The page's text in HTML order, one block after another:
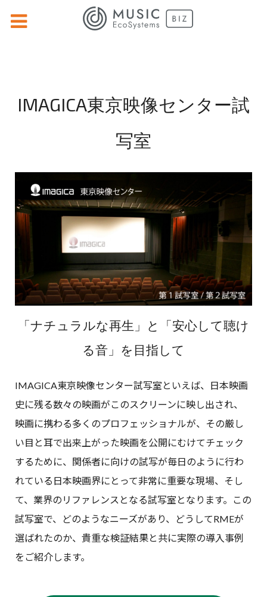
IMAGICA東京映像センター試
写室
「ナチュラルな再生」と「安心して聴け
る音」を目指して
IMAGICA東京映像センター試写室といえば、日本映画
史に残る数々の映画がこのスクリーンに映し出され、
映画に携わる多くのプロフェッショナルが、その厳し
い目と耳で出来上がった映画を公開にむけてチェック
するために、関係者に向けの試写が毎日のように行わ
れている日本映画界にとって非常に重要な現場、そし
て、業界のリファレンスとなる試写室となります。この
試写室で、どのようなニーズがあり、どうしてRMEが
選ばれたのか、貴重な検証結果と共に実際の導入事例
をご紹介します。